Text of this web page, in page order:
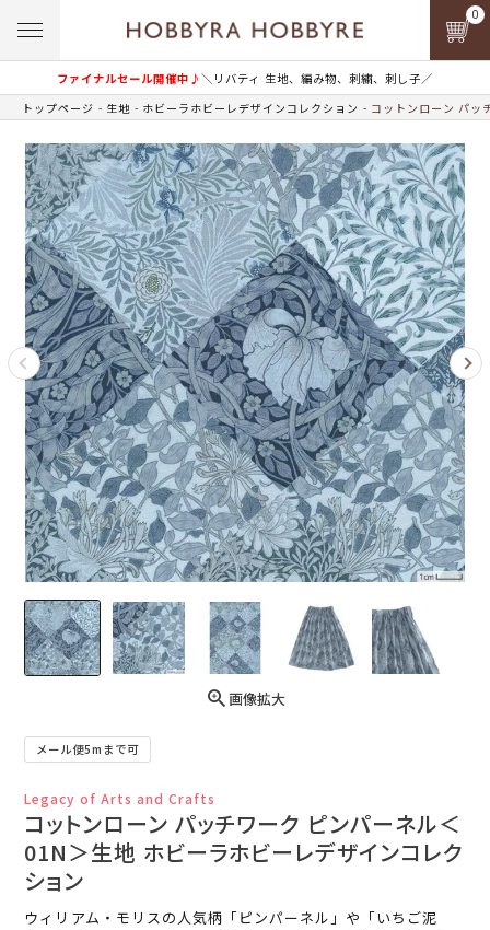
ファイナルセール開催中♪＼リバティ 生地、編み物、刺繍、刺し子／
0
トップページ 生地 ホビーラホビーレデザインコレクション コットンローン パッ
画像拡大
メール便5mまで可
Legacy of Arts and Crafts
コットンローン パッチワーク ピンパーネル＜
01N＞生地 ホビーラホビーレデザインコレク
ション
ウィリアム・モリスの人気柄「ピンパーネル」や「いちご泥